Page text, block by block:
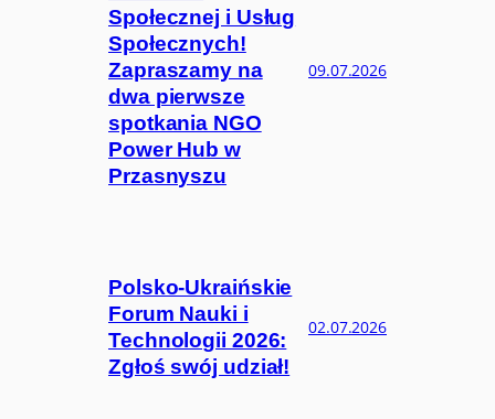
Społecznej i Usług
Społecznych!
Zapraszamy na
dwa pierwsze
spotkania NGO
Power Hub w
Przasnyszu
09.07.2026
Polsko-Ukraińskie
Forum Nauki i
Technologii 2026:
Zgłoś swój udział!
02.07.2026